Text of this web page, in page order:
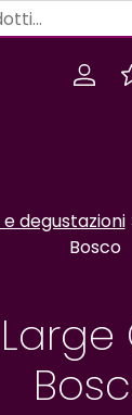
degustazioni
Bosco